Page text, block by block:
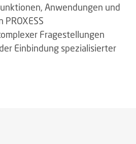
Anwendungen und
Fragestellungen
Einbindung spezialisierter